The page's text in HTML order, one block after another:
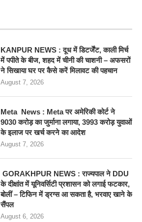
KANPUR NEWS : दूध में डिटर्जेंट, काली मिर्च
में पपीते के बीज, शहद में चीनी की चाशनी – अफसरों
ने सिखाया घर पर कैसे करें मिलावट की पहचान
August 7, 2026
Meta News : Meta पर अमेरिकी कोर्ट ने
9030 करोड़ का जुर्माना लगाया, 3993 करोड़ युवाओं
के इलाज पर खर्च करने का आदेश
August 7, 2026
GORAKHPUR NEWS : राज्यपाल ने DDU
के दीक्षांत में यूनिवर्सिटी प्रशासन को लगाई फटकार,
बोलीं – टिफिन में ड्रग्स आ सकता है, भरवाए खाने के
सैंपल
August 6, 2026